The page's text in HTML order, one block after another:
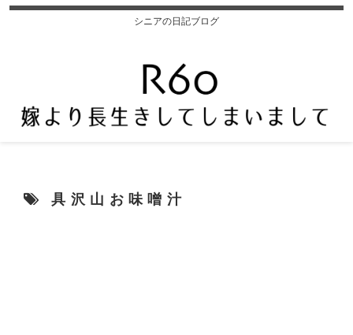
シニアの日記ブログ
具沢山お味噌汁